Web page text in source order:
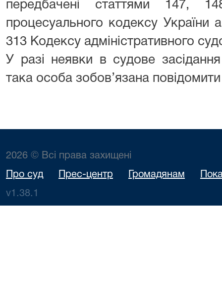
передбачені статтями 147,
процесуального кодексу України
313 Кодексу адміністративного
У разі неявки в судове
така особа зобов’язана
2026 © Всі права захищені
Про суд Прес-центр Громадянам
v1.38.1